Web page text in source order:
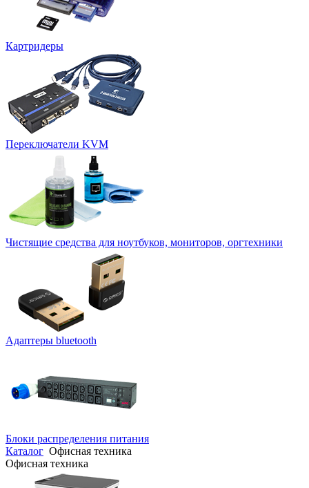
Картридеры
Переключатели KVM
Чистящие средства для ноутбуков, мониторов, оргтехники
Адаптеры bluetooth
Блоки распределения питания
Каталог Офисная техника
Офисная техника